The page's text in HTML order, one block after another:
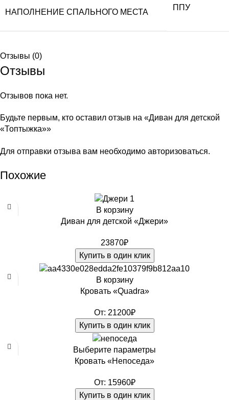
НАПОЛНЕНИЕ СПАЛЬНОГО МЕСТА
ППУ
Отзывы (0)
Отзывы
Отзывов пока нет.
Будьте первым, кто оставил отзыв на «Диван для детской
«Топтыжка»»
Для отправки отзыва вам необходимо авторизоваться.
Похожие
В корзину
Диван для детской «Джери»
23870₽
Купить в один клик
В корзину
Кровать «Quadra»
От: 21200₽
Купить в один клик
Выберите параметры
Кровать «Непоседа»
От: 15960₽
Купить в один клик